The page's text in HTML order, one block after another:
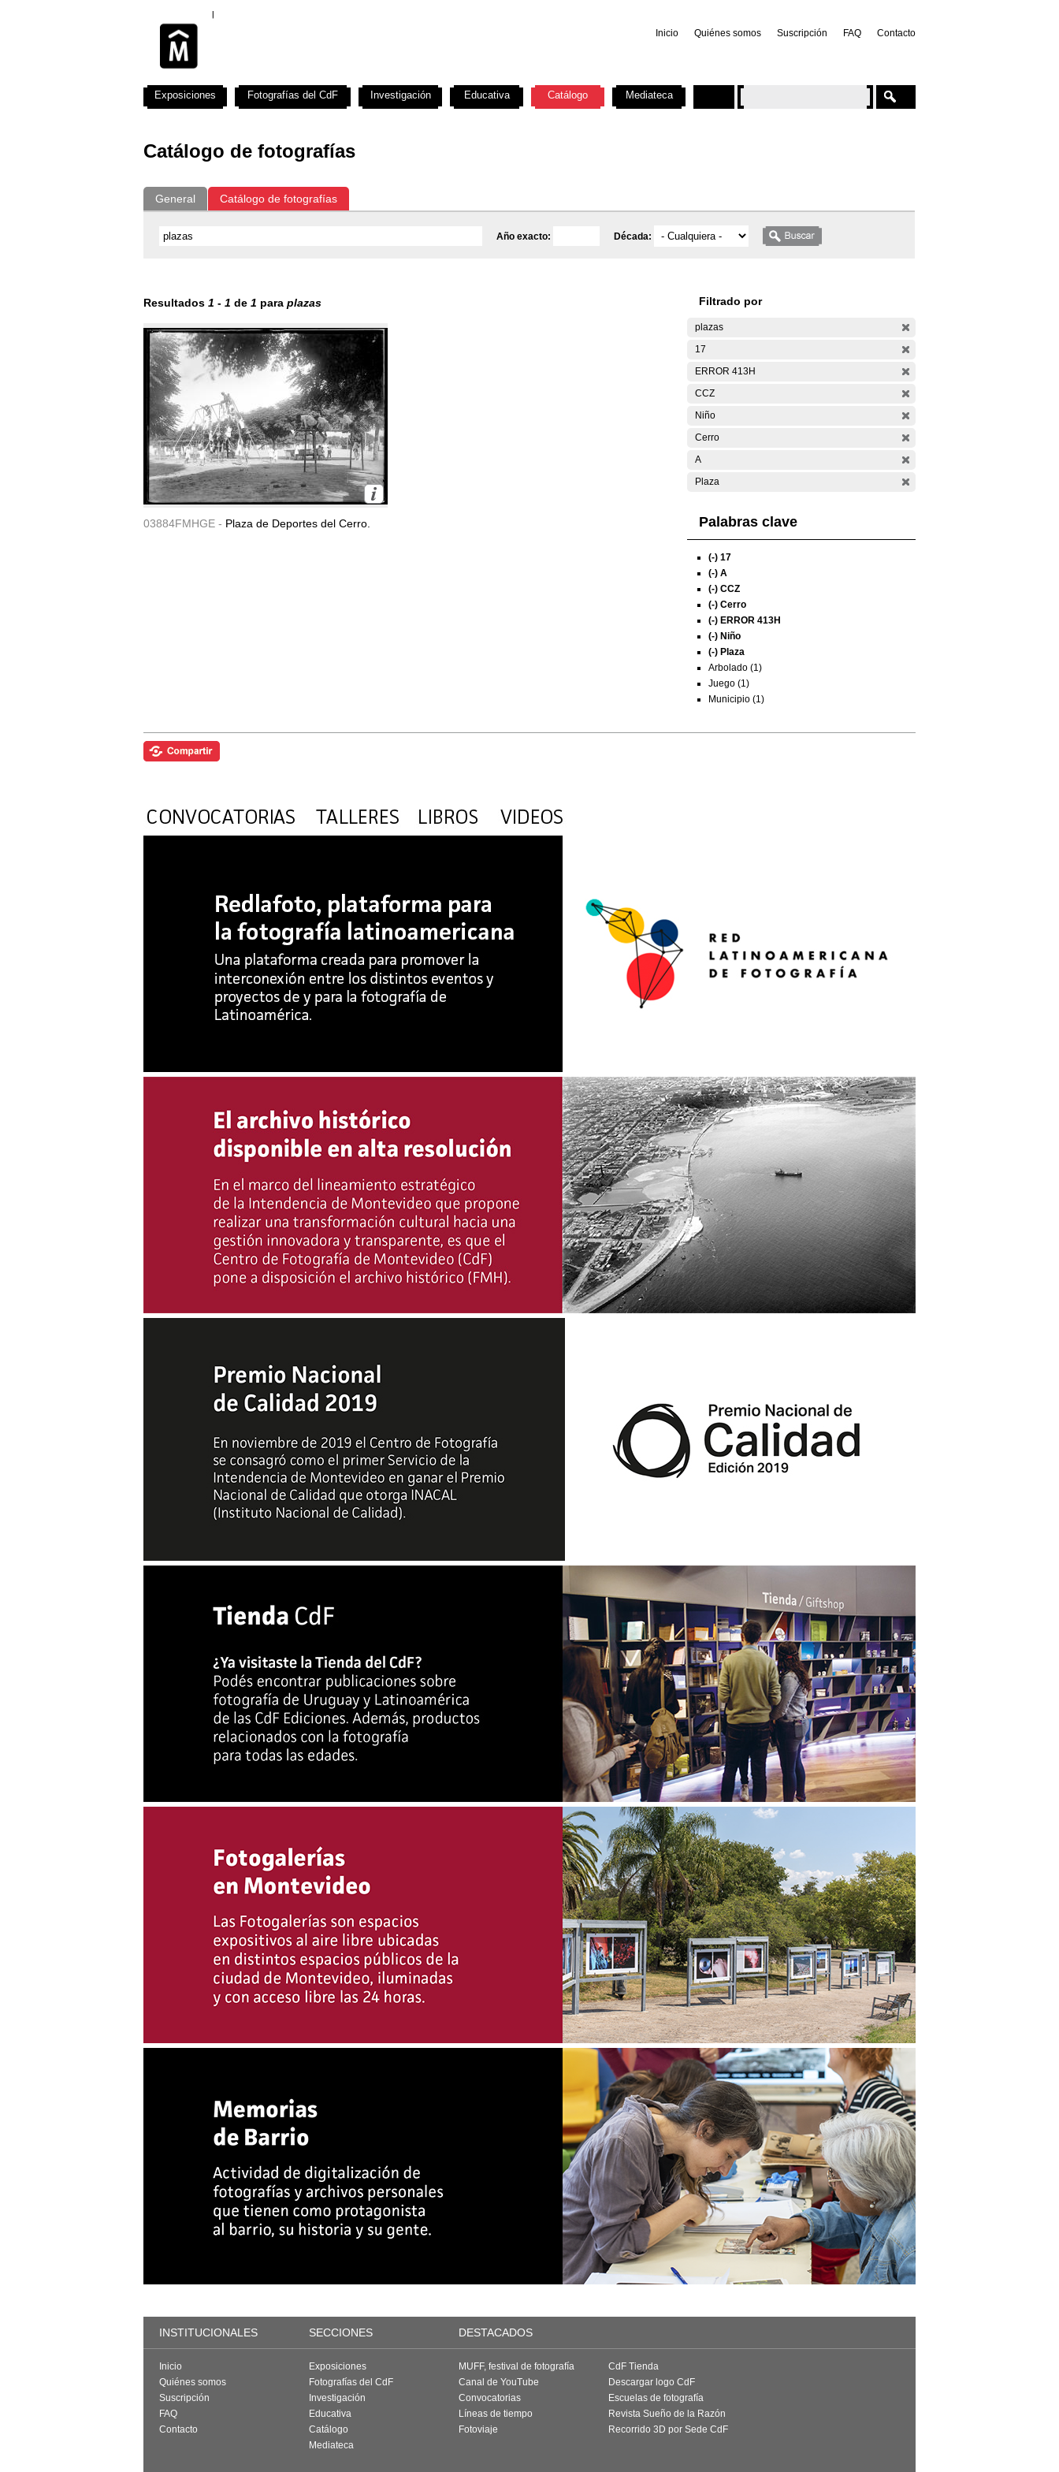
Inicio Quiénes somos Suscripción FAQ Contacto
Catálogo de fotografías
General Catálogo de fotografías
Año exacto: Década:
Resultados 1 - 1 de 1 para plazas
03884FMHGE - Plaza de Deportes del Cerro.
Filtrado por
plazas
17
ERROR 413H
CCZ
Niño
Cerro
A
Plaza
Palabras clave
(-) 17
(-) A
(-) CCZ
(-) Cerro
(-) ERROR 413H
(-) Niño
(-) Plaza
Arbolado (1)
Juego (1)
Municipio (1)
Exposiciones Fotografías del CdF Investigación Educativa Catálogo Mediateca
INSTITUCIONALES SECCIONES DESTACADOS
Inicio
Quiénes somos
Suscripción
FAQ
Contacto
Exposiciones
Fotografías del CdF
Investigación
Educativa
Catálogo
Mediateca
MUFF, festival de fotografía
Canal de YouTube
Convocatorias
Líneas de tiempo
Fotoviaje
CdF Tienda
Descargar logo CdF
Escuelas de fotografía
Revista Sueño de la Razón
Recorrido 3D por Sede CdF